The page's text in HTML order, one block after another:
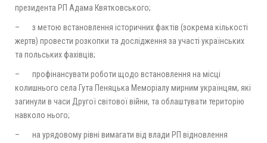
президента РП Адама Квятковського;
– з метою встановлення історичних фактів (зокрема кількості
жертв) провести розкопки та дослідження за участі українських
та польських фахівців;
– профінансувати роботи щодо встановлення на місці
колишнього села Гута Пеняцька Меморіалу мирним українцям, які
загинули в часи Другої світової війни, та облаштувати територію
навколо нього;
– на урядовому рівні вимагати від влади РП відновлення